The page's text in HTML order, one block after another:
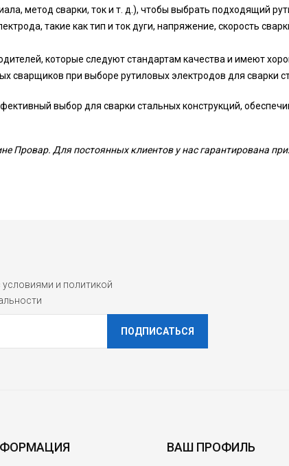
метод сварки, ток и т. д.), чтобы выбрать подходящий
такие как тип и ток дуги, напряжение, скорость
которые следуют стандартам качества и имеют
при выборе рутиловых электродов для сварки
выбор для сварки стальных конструкций,
Провар. Для постоянных клиентов у нас гарантирована
условиями и политикой
ПОДПИСАТЬСЯ
ВАШ ПРОФИЛЬ